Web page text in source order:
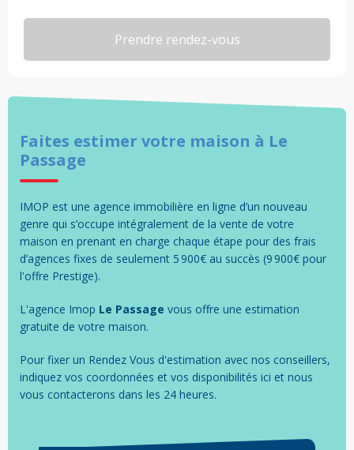
Faites estimer votre maison à Le
Passage
IMOP est une agence immobilière en ligne d’un nouveau
genre qui s’occupe intégralement de la vente de votre
maison en prenant en charge chaque étape pour des frais
d’agences fixes de seulement 5 900€ au succès (9 900€ pour
l'offre Prestige).
L'agence Imop Le Passage vous offre une estimation
gratuite de votre maison.
Pour fixer un Rendez Vous d'estimation avec nos conseillers,
indiquez vos coordonnées et vos disponibilités ici et nous
vous contacterons dans les 24 heures.